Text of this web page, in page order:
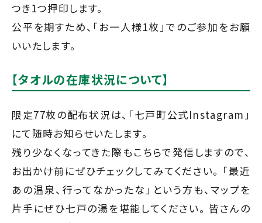
つき1つ押印します。
公平を期すため、「お一人様1枚」でのご参加をお願
いいたします。
【タオルの在庫状況について】
限定77枚の配布状況は、「七戸町公式Instagram」
にて随時お知らせいたします。
残り少なくなってきた際もこちらで発信しますので、
お出かけ前にぜひチェックしてみてください。 「最近
あの温泉、行ってなかったな」という方も、マップを
片手にぜひ七戸の湯を堪能してください。 皆さんの